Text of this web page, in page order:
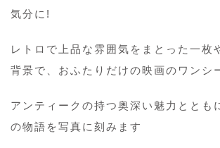
気分に!
レトロで上品な雰囲気をまとった一枚
背景で、おふたりだけの映画のワンシ
アンティークの持つ奥深い魅力ととも
の物語を写真に刻みます